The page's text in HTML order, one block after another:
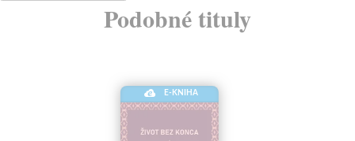
Podobné tituly
E-KNIHA